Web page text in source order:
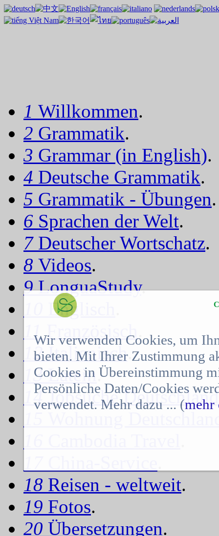
1 Willkommen.
2 Grammatik.
3 Grammar (in English).
4 Deutsche Grammatik.
5 Grammatik - Übungen.
6 Sprachen der Welt.
7 Deutscher Wortschatz.
8 Videos.
9LonguaStudy.
Englisch
11Französisch
12Italienisch.
13Latein.
14Jobsuche Deutschland
Wohnung
18 Reisen - weltweit.
19 Fotos.
20 Übersetzungen.
Wir verwenden Cookies, um
bieten. Mit Ihrer Zustimmung
Cookies in Übereinstimmung
Persönliche Daten/Cookies
verwendet. Mehr dazu ... (mehr